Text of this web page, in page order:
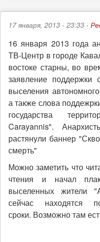
17 января, 2013 - 23:33 -
16 января 2013 года
ТВ-Центр в городе
востоке старны, во
заявление поддержки
выселения
а также слова
государства
Carayannis".
растянули баннер
смерть"
Можно заметить что
чтения и начал
выселенных жители
сейчас
сроки. Возможно там